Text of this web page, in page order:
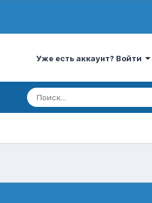
Уже есть аккаунт? Войти